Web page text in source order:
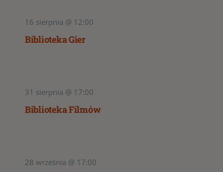
16 sierpnia @ 12:00
Biblioteka Gier
31 sierpnia @ 17:00
Biblioteka Filmów
28 września @ 17:00